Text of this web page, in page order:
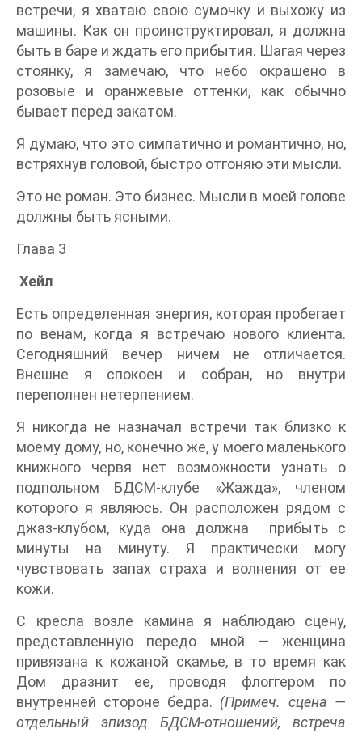
встречи, я хватаю свою сумочку и выхожу из
машины. Как он проинструктировал, я должна
быть в баре и ждать его прибытия. Шагая через
стоянку, я замечаю, что небо окрашено в
розовые и оранжевые оттенки, как обычно
бывает перед закатом.
Я думаю, что это симпатично и романтично, но,
встряхнув головой, быстро отгоняю эти мысли.
Это не роман. Это бизнес. Мысли в моей голове
должны быть ясными.
Глава 3
Хейл
Есть определенная энергия, которая пробегает
по венам, когда я встречаю нового клиента.
Сегодняшний вечер ничем не отличается.
Внешне я спокоен и собран, но внутри
переполнен нетерпением.
Я никогда не назначал встречи так близко к
моему дому, но, конечно же, у моего маленького
книжного червя нет возможности узнать о
подпольном БДСМ-клубе «Жажда», членом
которого я являюсь. Он расположен рядом с
джаз-клубом, куда она должна прибыть с
минуты на минуту. Я практически могу
чувствовать запах страха и волнения от ее
кожи.
С кресла возле камина я наблюдаю сцену,
представленную передо мной — женщина
привязана к кожаной скамье, в то время как
Дом дразнит ее, проводя флоггером по
внутренней стороне бедра. (Примеч. сцена —
отдельный эпизод БДСМ-отношений, встреча